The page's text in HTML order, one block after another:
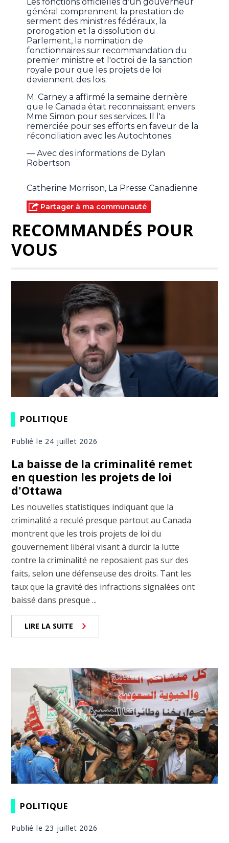
général comprennent la prestation de
serment des ministres fédéraux, la
prorogation et la dissolution du
Parlement, la nomination de
fonctionnaires sur recommandation du
premier ministre et l'octroi de la sanction
royale pour que les projets de loi
deviennent des lois.
M. Carney a affirmé la semaine dernière
que le Canada était reconnaissant envers
Mme Simon pour ses services. Il l'a
remerciée pour ses efforts en faveur de la
réconciliation avec les Autochtones.
— Avec des informations de Dylan
Robertson
Catherine Morrison, La Presse Canadienne
Partager à ma communauté
RECOMMANDÉS POUR
VOUS
POLITIQUE
Publié le 24 juillet 2026
La baisse de la criminalité remet
en question les projets de loi
d'Ottawa
Les nouvelles statistiques indiquant que la
criminalité a reculé presque partout au Canada
montrent que les trois projets de loi du
gouvernement libéral visant à durcir la lutte
contre la criminalité ne reposaient pas sur des
faits, selon une défenseuse des droits. Tant les
taux que la gravité des infractions signalées ont
baissé dans presque ...
LIRE LA SUITE
POLITIQUE
Publié le 23 juillet 2026